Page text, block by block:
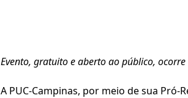
Evento, gratuito e aberto ao público,
A PUC-Campinas, por meio de sua